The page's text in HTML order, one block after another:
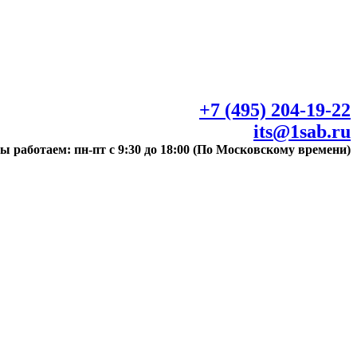
+7 (495) 204-19-22
its@1sab.ru
работаем: пн-пт с 9:30 до 18:00 (По Московскому времени)